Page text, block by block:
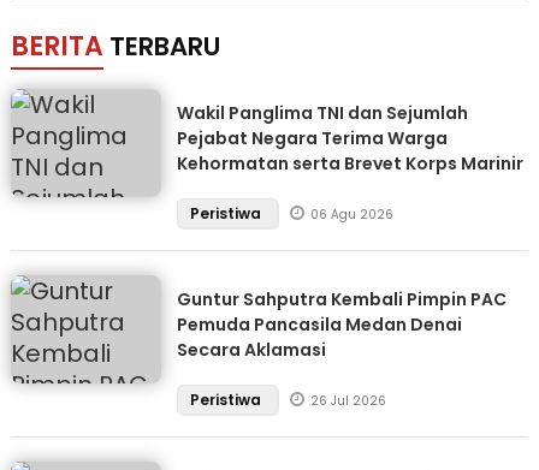
BERITA TERBARU
Wakil Panglima TNI dan Sejumlah
Pejabat Negara Terima Warga
Kehormatan serta Brevet Korps Marinir
Peristiwa 06 Agu 2026
Guntur Sahputra Kembali Pimpin PAC
Pemuda Pancasila Medan Denai
Secara Aklamasi
Peristiwa 26 Jul 2026